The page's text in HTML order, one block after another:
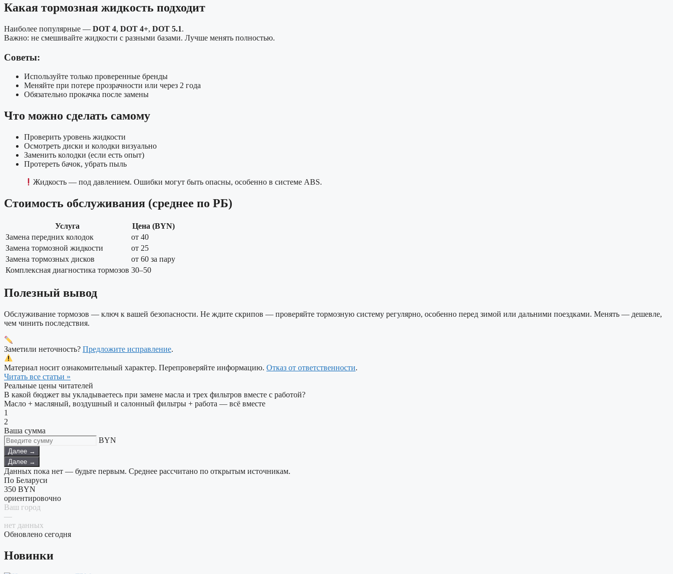
Какая тормозная жидкость подходит
Наиболее популярные — DOT 4, DOT 4+, DOT 5.1.
Важно: не смешивайте жидкости с разными базами. Лучше менять полностью.
Советы:
Используйте только проверенные бренды
Меняйте при потере прозрачности или через 2 года
Обязательно прокачка после замены
Что можно сделать самому
Проверить уровень жидкости
Осмотреть диски и колодки визуально
Заменить колодки (если есть опыт)
Протереть бачок, убрать пыль
Жидкость — под давлением. Ошибки могут быть опасны, особенно в системе ABS.
Стоимость обслуживания (среднее по РБ)
Услуга
Цена (BYN)
Замена передних колодок
от 40
Замена тормозной жидкости
от 25
Замена тормозных дисков
от 60 за пару
Комплексная диагностика тормозов 30–50
Полезный вывод
Обслуживание тормозов — ключ к вашей безопасности. Не ждите скрипов — проверяйте тормозную систему регулярно, особенно перед зимой или дальними поездками. Менять — дешевле,
чем чинить последствия.
Заметили неточность? Предложите исправление.
Материал носит ознакомительный характер. Перепроверяйте информацию. Отказ от ответственности.
Читать все статьи »
Реальные цены читателей
В какой бюджет вы укладываетесь при замене масла и трех фильтров вместе с работой?
Масло + масляный, воздушный и салонный фильтры + работа — всё вместе
1
2
Ваша сумма
BYN
Далее →
Далее →
Данных пока нет — будьте первым. Среднее рассчитано по открытым источникам.
По Беларуси
350 BYN
ориентировочно
Ваш город
—
нет данных
Обновлено сегодня
Новинки